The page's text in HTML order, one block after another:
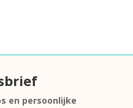
en persoonlijke